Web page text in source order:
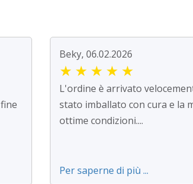
Beky, 06.02.2026
★ ★ ★ ★ ★
L'ordine è arrivato
stato imballato con cura e la
ottime condizioni....
Per saperne di più ...